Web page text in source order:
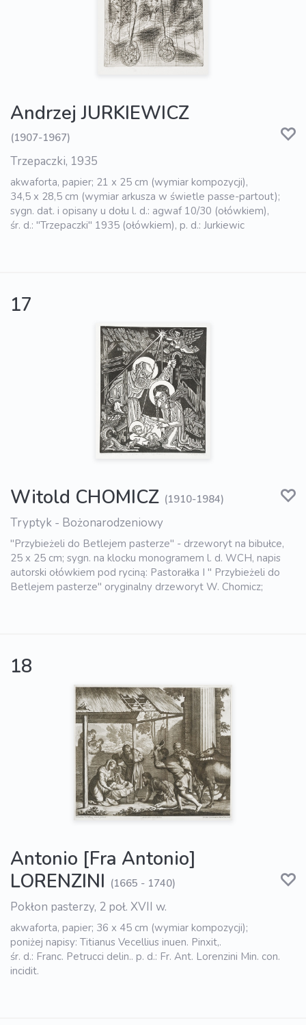
Andrzej JURKIEWICZ
(1907-1967)
Trzepaczki, 1935
akwaforta, papier; 21 x 25 cm (wymiar kompozycji),
34,5 x 28,5 cm (wymiar arkusza w świetle passe-partout);
sygn. dat. i opisany u dołu l. d.: agwaf 10/30 (ołówkiem),
śr. d.: "Trzepaczki" 1935 (ołówkiem), p. d.: Jurkiewic
17
Witold CHOMICZ (1910-1984)
Tryptyk - Bożonarodzeniowy
"Przybieżeli do Betlejem pasterze" - drzeworyt na bibułce,
25 x 25 cm; sygn. na klocku monogramem l. d. WCH, napis
autorski ołówkiem pod ryciną: Pastorałka I " Przybieżeli do
Betlejem pasterze" oryginalny drzeworyt W. Chomicz;
18
Antonio [Fra Antonio]
LORENZINI (1665 - 1740)
Pokłon pasterzy, 2 poł. XVII w.
akwaforta, papier; 36 x 45 cm (wymiar kompozycji);
poniżej napisy: Titianus Vecellius inuen. Pinxit,.
śr. d.: Franc. Petrucci delin.. p. d.: Fr. Ant. Lorenzini Min. con.
incidit.